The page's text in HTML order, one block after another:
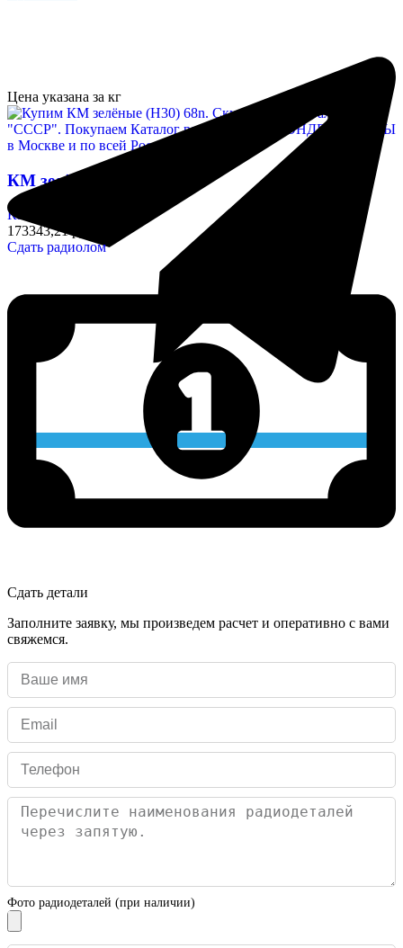
Цена указана за кг
КМ зелёные (Н30) 68n
Конденсаторы
173343,21 руб/кг
Сдать радиолом
Сдать детали
Заполните заявку, мы произведем расчет и оперативно с вами
свяжемся.
Фото радиодеталей (при наличии)